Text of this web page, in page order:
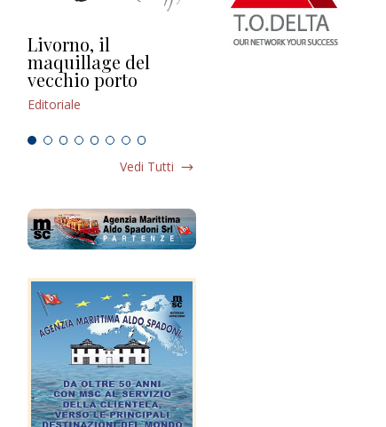
Livorno, il
maquillage del
vecchio porto
Editoriale
L’uscita di scena di
Vedi Tutti